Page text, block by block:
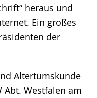
heraus und
Ein großes
der
Altertumskunde
Abt. Westfalen am